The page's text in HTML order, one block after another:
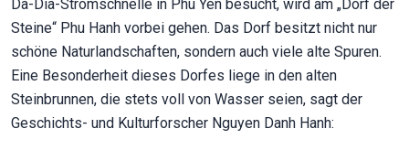
Da-Dia-Stromschnelle in Phu Yen besucht, wird am „Dorf der
Steine“ Phu Hanh vorbei gehen. Das Dorf besitzt nicht nur
schöne Naturlandschaften, sondern auch viele alte Spuren.
Eine Besonderheit dieses Dorfes liege in den alten
Steinbrunnen, die stets voll von Wasser seien, sagt der
Geschichts- und Kulturforscher Nguyen Danh Hanh: